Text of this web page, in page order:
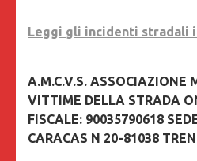
Leggi gli incidenti stradali
A.M.C.V.S. ASSOCIAZIONE
VITTIME DELLA STRADA
FISCALE: 90035790618
CARACAS N 20-81038